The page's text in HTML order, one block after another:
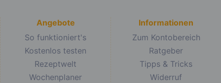
Angebote
So funktioniert's
Kostenlos testen
Rezeptwelt
Wochenplaner
Informationen
Zum Kontobereich
Ratgeber
Tipps & Tricks
Widerruf